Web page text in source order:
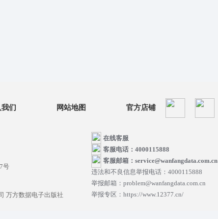
们 网站地图 官方店铺
号
万方数据电子出版社
在线客服
客服电话：4000115888
客服邮箱：service@wanfangdata.com.cn
违法和不良信息举报电话：4000115888
举报邮箱：problem@wanfangdata.com.cn
举报专区：https://www.12377.cn/